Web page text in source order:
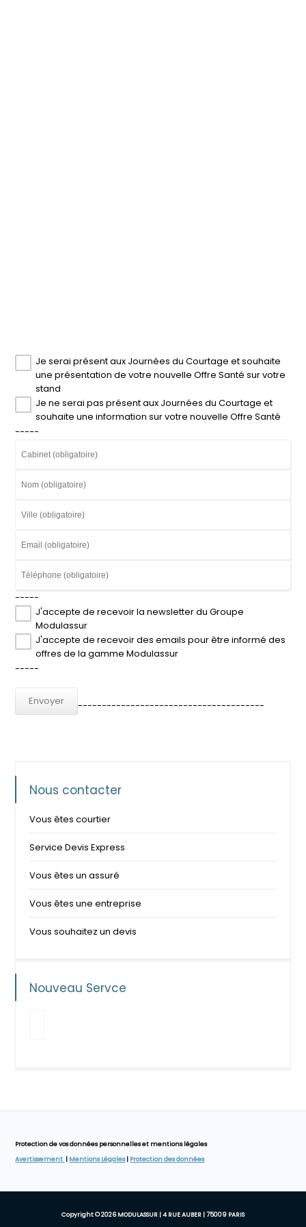
Je serai présent aux Journées du Courtage et souhaite
une présentation de votre nouvelle Offre Santé sur votre
stand
Je ne serai pas présent aux Journées du Courtage et
souhaite une information sur votre nouvelle Offre Santé
-----
-----
J'accepte de recevoir la newsletter du Groupe
Modulassur
J'accepte de recevoir des emails pour être informé des
offres de la gamme Modulassur
-----
---------------------------------------
Nous contacter
Vous êtes courtier
Service Devis Express
Vous êtes un assuré
Vous êtes une entreprise
Vous souhaitez un devis
Nouveau Servce
Protection de vos données personnelles et mentions légales
Avertissement | Mentions Légales| Protection des données
Copyright © 2026 MODULASSUR | 4 RUE AUBER | 75009 PARIS